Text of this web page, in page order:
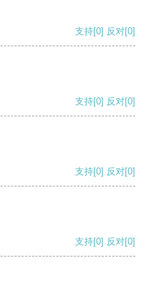
支持[0] 反对[0]
支持[0] 反对[0]
支持[0] 反对[0]
支持[0] 反对[0]